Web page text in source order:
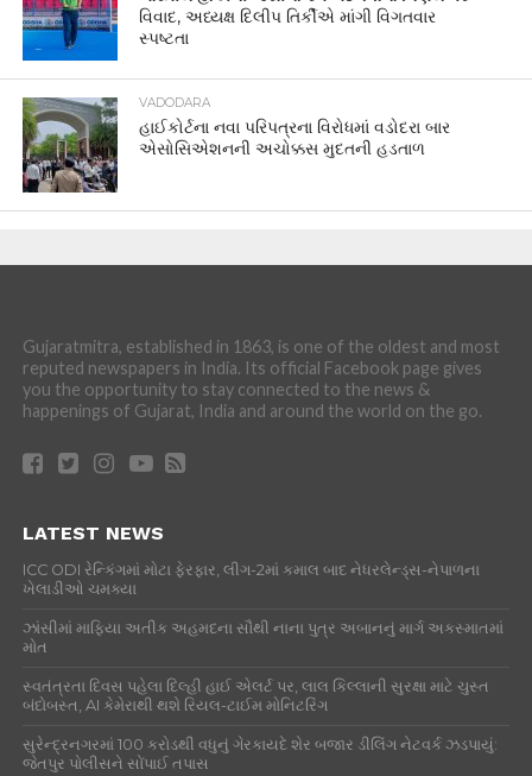
વિવાદ, અધ્યક્ષ દિલીપ તિર્કીએ માંગી વિગતવાર
સ્પષ્ટતા
VADODARA
હાઈકોર્ટના નવા પરિપત્રના વિરોધમાં વડોદરા બાર
એસોસિએશનની અચોક્કસ મુદતની હડતાળ
Gujaratmitra, established in 1863, is one of the oldest and most
reputed newspapers in India. Its official Facebook page gives
you the opportunity to stay connected to the news &
happenings of Gujarat, India and around the world on the go.
LATEST NEWS
ICC ODI રેન્કિંગમાં મોટા ફેરફાર, લીગ-2માં કમાલ બાદ નેધરલેન્ડ્સ-નેપાળના
ખેલાડીઓ ચમક્યા
ઝાંસીમાં માફિયા અતીક અહમદના સૌથી નાના પુત્ર અબાનનું માર્ગ અકસ્માતમાં
મોત
સ્વતંત્રતા દિવસ પહેલા દિલ્હી હાઈ એલર્ટ પર, લાલ કિલ્લાની સુરક્ષા માટે ચુસ્ત
બંદોબસ્ત, AI કેમેરાથી થશે રિયલ-ટાઈમ મોનિટરિંગ
સુરેન્દ્રનગરમાં 100 કરોડથી વધુનું ગેરકાયદે શેર બજાર ડીલિંગ નેટવર્ક ઝડપાયું:
જેતપુર પોલીસને સોંપાઈ તપાસ